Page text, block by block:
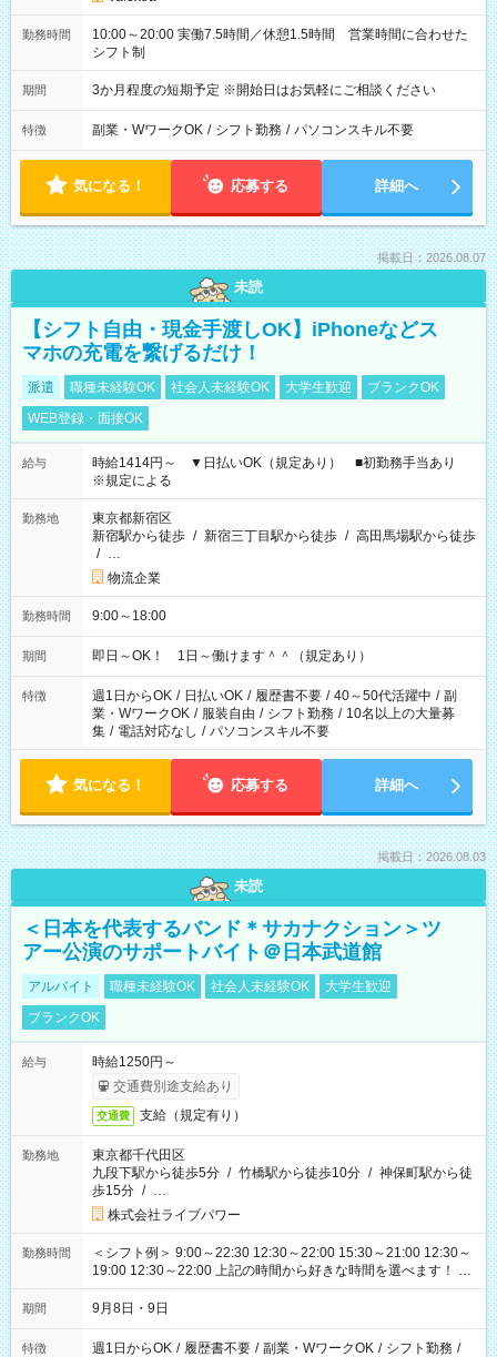
勤務時間
10:00～20:00 実働7.5時間／休憩1.5時間 営業時間に合わせた
シフト制
期間 3か月程度の短期予定 ※開始日はお気軽にご相談ください
特徴 副業・WワークOK / シフト勤務 / パソコンスキル不要
気になる！ 応募する 詳細へ
掲載日：2026.08.07
未読
【シフト自由・現金手渡しOK】iPhoneなどス
マホの充電を繋げるだけ！
派遣 職種未経験OK 社会人未経験OK 大学生歓迎
ブランクOK
WEB登録・面接OK
給与
時給1414円～ ▼日払いOK（規定あり） ■初勤務手当あり
※規定による
勤務地
東京都新宿区
新宿駅から徒歩 / 新宿三丁目駅から徒歩 / 高田馬場駅から徒歩
/ …
物流企業
勤務時間 9:00～18:00
期間 即日～OK！ 1日～働けます＾＾（規定あり）
特徴 週1日からOK / 日払いOK / 履歴書不要 / 40～50代活躍中 / 副
業・WワークOK / 服装自由 / シフト勤務 / 10名以上の大量募
集 / 電話対応なし / パソコンスキル不要
気になる！ 応募する 詳細へ
掲載日：2026.08.03
未読
＜日本を代表するバンド＊サカナクション＞ツ
アー公演のサポートバイト＠日本武道館
アルバイト 職種未経験OK 社会人未経験OK
大学生歓迎
ブランクOK
給与
時給1250円～
交通費別途支給あり
交通費 支給（規定有り）
勤務地
東京都千代田区
九段下駅から徒歩5分 / 竹橋駅から徒歩10分 / 神保町駅から徒
歩15分 / …
株式会社ライブパワー
勤務時間
＜シフト例＞ 9:00～22:30 12:30～22:00 15:30～21:00 12:30～
19:00 12:30～22:00 上記の時間から好きな時間を選べます！ ※
時間は変更となる可能性があります
期間 9月8日・9日
特徴 週1日からOK / 履歴書不要 / 副業・WワークOK / シフト勤務 /